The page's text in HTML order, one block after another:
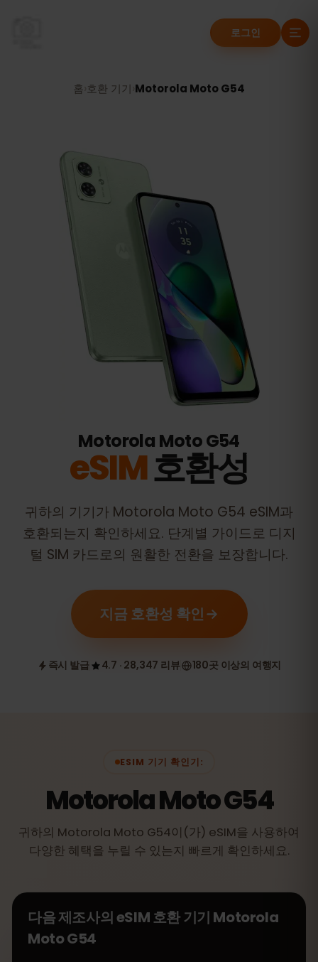
로그인
홈 호환 기기 Motorola Moto G54
Motorola Moto G54
eSIM호환성
귀하의 기기가 Motorola Moto G54 eSIM과
호환되는지 확인하세요. 단계별 가이드로 디지
털 SIM 카드로의 원활한 전환을 보장합니다.
지금 호환성 확인
즉시 발급 4.7 · 28,347 리뷰 180곳 이상의 여행지
ESIM 기기 확인기:
Motorola Moto G54
귀하의 Motorola Moto G54이(가) eSIM을 사용하여
다양한 혜택을 누릴 수 있는지 빠르게 확인하세요.
다음 제조사의 eSIM 호환 기기 Motorola
Moto G54